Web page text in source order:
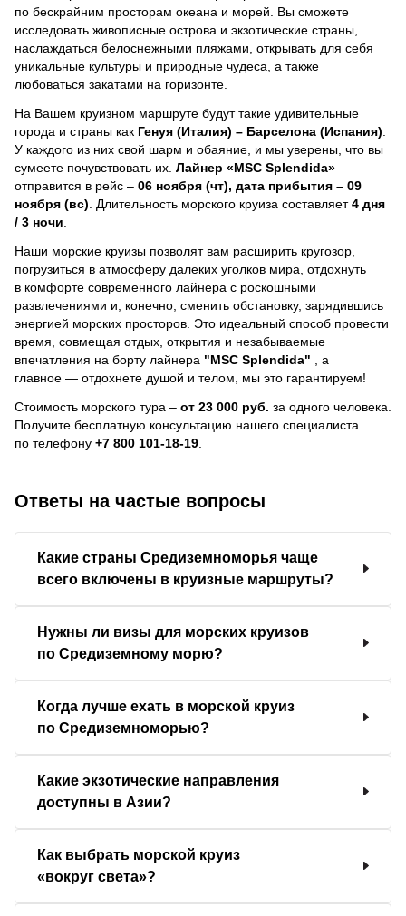
по бескрайним просторам океана и морей. Вы сможете
исследовать живописные острова и экзотические страны,
наслаждаться белоснежными пляжами, открывать для себя
уникальные культуры и природные чудеса, а также
любоваться закатами на горизонте.
На Вашем круизном маршруте будут такие удивительные
города и страны как Генуя (Италия) – Барселона (Испания)
У каждого из них свой шарм и обаяние, и мы уверены, что вы
сумеете почувствовать их. Лайнер «MSC Splendida»
отправится в рейс – 06 ноября (чт), дата прибытия – 09
ноября (вс) . Длительность морского круиза составляет4 дня
/ 3 ночи
Наши морские круизы позволят вам расширить кругозор,
погрузиться в атмосферу далеких уголков мира, отдохнуть
в комфорте современного лайнера с роскошными
развлечениями и, конечно, сменить обстановку, зарядившись
энергией морских просторов. Это идеальный способ провести
время, совмещая отдых, открытия и незабываемые
впечатления на борту лайнера "MSC Splendida"
, a
главное — отдохнете душой и телом, мы это гарантируем!
Стоимость морского тура – от 23 000 руб. за одного человека.
Получите бесплатную консультацию нашего специалиста
по телефону +7 800 101-18-19
Ответы на частые вопросы
Какие страны Средиземноморья чаще
всего включены в круизные маршруты?
Нужны ли визы для морских круизов
по Средиземному морю?
Когда лучше ехать в морской круиз
по Средиземноморью?
Какие экзотические направления
доступны в Азии?
Как выбрать морской круиз
«вокруг света»?